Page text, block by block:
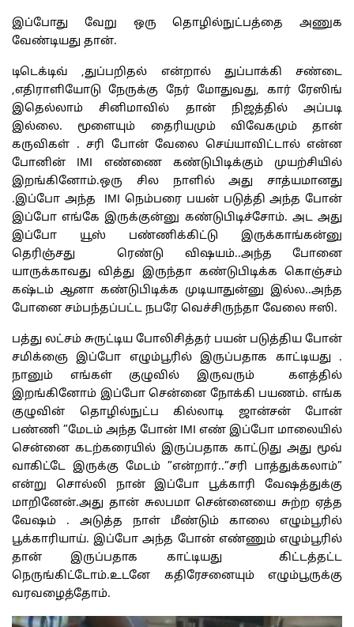
இப்போது வேறு ஒரு தொழில்நுட்பத்தை அணுக
வேண்டியது தான்.
டிடெக்டிவ் ,துப்பறிதல் என்றால் துப்பாக்கி சண்டை
,எதிராளியோடு நேருக்கு நேர் மோதுவது, கார் ரேஸிங்
இதெல்லாம் சினிமாவில் தான் நிஜத்தில் அப்படி
இல்லை. மூளையும் தைரியமும் விவேகமும் தான்
கருவிகள் . சரி போன் வேலை செய்யாவிட்டால் என்ன
போனின் IMI எண்ணை கண்டுபிடிக்கும் முயற்சியில்
இறங்கினோம்.ஒரு சில நாளில் அது சாத்யமானது
.இப்போ அந்த IMI நெம்பரை பயன் படுத்தி அந்த போன்
இப்போ எங்கே இருக்குன்னு கண்டுபிடிச்சோம். அட அது
இப்போ யூஸ் பண்ணிக்கிட்டு இருக்காங்கன்னு
தெரிஞ்சது ரெண்டு விஷயம்..அந்த போனை
யாருக்காவது வித்து இருந்தா கண்டுபிடிக்க கொஞ்சம்
கஷ்டம் ஆனா கண்டுபிடிக்க முடியாதுன்னு இல்ல..அந்த
போனை சம்பந்தப்பட்ட நபரே வெச்சிருந்தா வேலை ஈஸி.
பத்து லட்சம் சுருட்டிய போலிசித்தர் பயன் படுத்திய போன்
சமிக்ஞை இப்போ எழும்பூரில் இருப்பதாக காட்டியது .
நானும் எங்கள் குழுவில் இருவரும் களத்தில்
இறங்கினோம் இப்போ சென்னை நோக்கி பயணம். எங்க
குழுவின் தொழில்நுட்ப கில்லாடி ஜான்சன் போன்
பண்ணி ”மேடம் அந்த போன் IMI எண் இப்போ மாலையில்
சென்னை கடற்கரையில் இருப்பதாக காட்டுது அது மூவ்
வாகிட்டே இருக்கு மேடம் ”என்றார்..”சரி பாத்துக்கலாம்”
என்று சொல்லி நான் இப்போ பூக்காரி வேஷத்துக்கு
மாறினேன்.அது தான் சுலபமா சென்னையை சுற்ற ஏத்த
வேஷம் . அடுத்த நாள் மீண்டும் காலை எழும்பூரில்
பூக்காரியாய். இப்போ அந்த போன் எண்ணும் எழும்பூரில்
தான் இருப்பதாக காட்டியது கிட்டத்தட்ட
நெருங்கிட்டோம்.உடனே கதிரேசனையும் எழும்பூருக்கு
வரவழைத்தோம்.